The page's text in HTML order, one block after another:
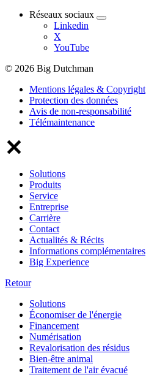
Réseaux sociaux
Linkedin
X
YouTube
© 2026 Big Dutchman
Mentions légales & Copyright
Protection des données
Avis de non-responsabilité
Télémaintenance
Solutions
Produits
Service
Entreprise
Carrière
Contact
Actualités & Récits
Informations complémentaires
Big Experience
Retour
Solutions
Économiser de l'énergie
Financement
Numérisation
Revalorisation des résidus
Bien-être animal
Traitement de l'air évacué